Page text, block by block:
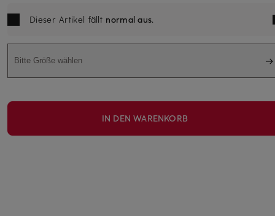
Dieser Artikel fällt normal aus.
Bitte Größe wählen
IN DEN WARENKORB